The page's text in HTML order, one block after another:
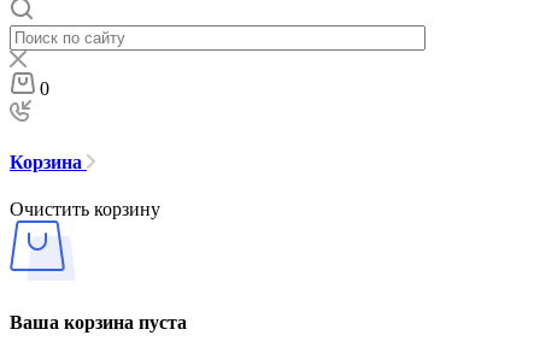
0
Корзина
Очистить корзину
Ваша корзина пуста